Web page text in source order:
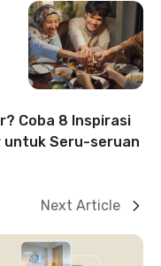
Coba 8 Inspirasi
untuk Seru-seruan
Next Article